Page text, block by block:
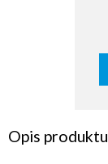
Opis produktu